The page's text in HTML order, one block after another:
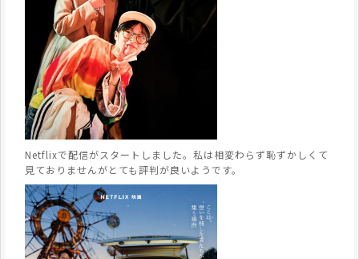
Netflixで配信がスタートしました。私は相変わらず恥ずかしくて
見ておりませんがとても評判が良いようです。